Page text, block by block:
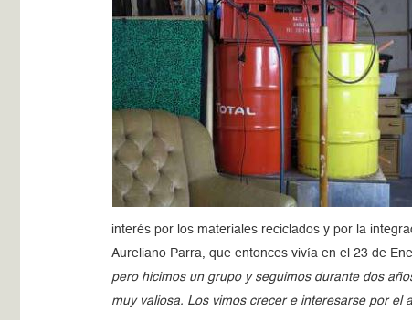
interés por los materiales reciclados y por la
Aureliano Parra, que entonces vivía en el 23 de
pero hicimos un grupo y seguimos durante dos
muy valiosa. Los vimos crecer e interesarse por el